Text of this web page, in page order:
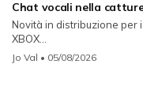
Chat vocali nella
Novità in distribuzione per
XBOX...
Jo Val • 05/08/2026